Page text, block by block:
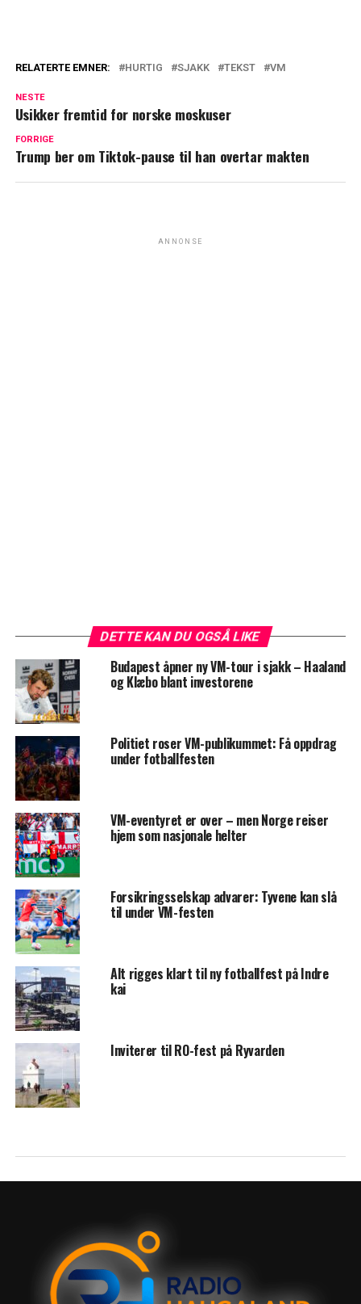
RELATERTE EMNER: HURTIG SJAKK TEKST VM
NESTE
Usikker fremtid for norske moskuser
FORRIGE
Trump ber om Tiktok-pause til han overtar makten
ANNONSE
DETTE KAN DU OGSÅ LIKE
Budapest åpner ny VM-tour i sjakk – Haaland
og Klæbo blant investorene
Politiet roser VM-publikummet: Få oppdrag
under fotballfesten
VM-eventyret er over – men Norge reiser
hjem som nasjonale helter
Forsikringsselskap advarer: Tyvene kan slå
til under VM-festen
Alt rigges klart til ny fotballfest på Indre
kai
Inviterer til RO-fest på Ryvarden